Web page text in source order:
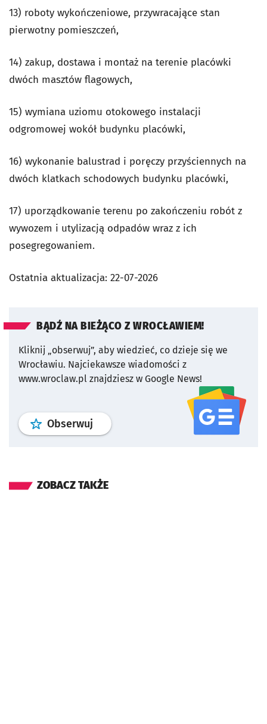
13) roboty wykończeniowe, przywracające stan
pierwotny pomieszczeń,
14) zakup, dostawa i montaż na terenie placówki
dwóch masztów flagowych,
15) wymiana uziomu otokowego instalacji
odgromowej wokół budynku placówki,
16) wykonanie balustrad i poręczy przyściennych na
dwóch klatkach schodowych budynku placówki,
17) uporządkowanie terenu po zakończeniu robót z
wywozem i utylizacją odpadów wraz z ich
posegregowaniem.
Ostatnia aktualizacja: 22-07-2026
BĄDŹ NA BIEŻĄCO Z WROCŁAWIEM!
Kliknij „obserwuj”, aby wiedzieć, co dzieje się we
Wrocławiu. Najciekawsze wiadomości z
www.wroclaw.pl znajdziesz w Google News!
Obserwuj profil serwisu
ZOBACZ TAKŻE